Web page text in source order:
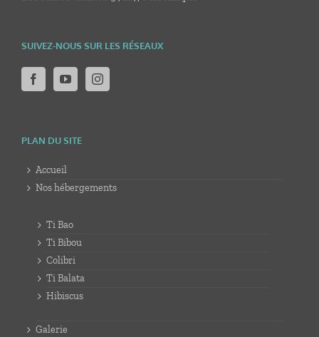
SUIVEZ-NOUS SUR LES RÉSEAUX
PLAN DU SITE
Accueil
Nos hébergements
Ti Bao
Ti Bibou
Colibri
Ti Balata
Hibiscus
Galerie